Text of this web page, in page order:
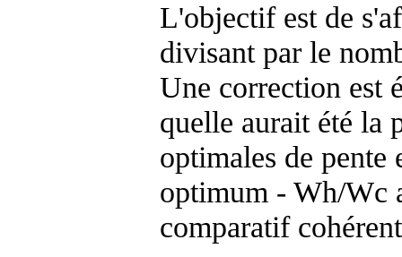
L'objectif est de
divisant par le
Une correction est
quelle aurait été la
optimales de
optimum - Wh/Wc
comparatif